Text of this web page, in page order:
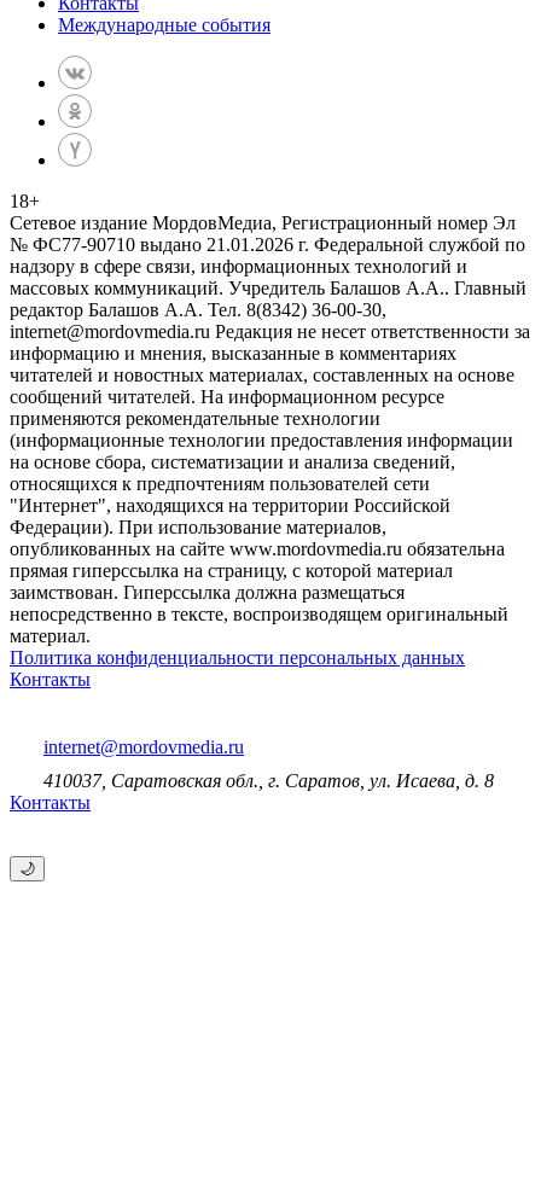
Международные события
18+
Сетевое издание МордовМедиа, Регистрационный номер Эл
№ ФС77-90710 выдано 21.01.2026 г. Федеральной службой по
надзору в сфере связи, информационных технологий и
массовых коммуникаций. Учредитель Балашов А.А.. Главный
редактор Балашов А.А. Тел. 8(8342) 36-00-30,
internet@mordovmedia.ru Редакция не несет ответственности за
информацию и мнения, высказанные в комментариях
читателей и новостных материалах, составленных на основе
сообщений читателей. На информационном ресурсе
применяются рекомендательные технологии
(информационные технологии предоставления информации
на основе сбора, систематизации и анализа сведений,
относящихся к предпочтениям пользователей сети
"Интернет", находящихся на территории Российской
Федерации). При использование материалов,
опубликованных на сайте www.mordovmedia.ru обязательна
прямая гиперссылка на страницу, с которой материал
заимствован. Гиперссылка должна размещаться
непосредственно в тексте, воспроизводящем оригинальный
материал.
Политика конфиденциальности персональных данных
Контакты
internet@mordovmedia.ru
410037, Саратовская обл., г. Саратов, ул. Исаева, д. 8
Контакты
🌙